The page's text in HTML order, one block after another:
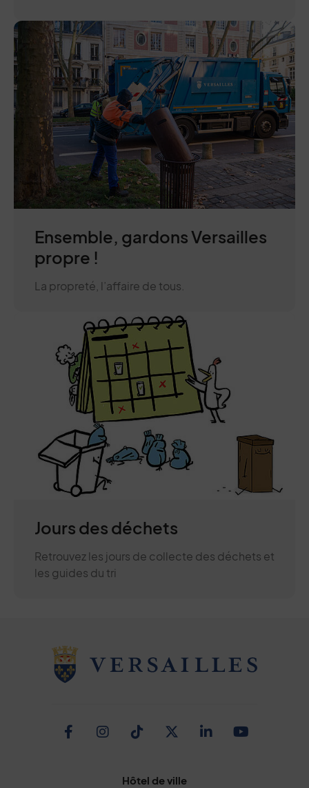
Ensemble, gardons Versailles
propre !
La propreté, l’affaire de tous.
Jours des déchets
Retrouvez les jours de collecte des déchets et
les guides du tri
Facebook
Instagram
TikTokTwitter
Linkedin
Hôtel de ville